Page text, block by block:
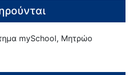
mySchool, Μητρώο